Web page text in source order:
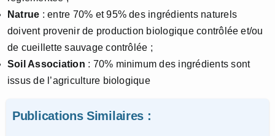
Natrue : entre 70% et 95% des ingrédients naturels
doivent provenir de production biologique contrôlée et/ou
de cueillette sauvage contrôlée ;
Soil Association : 70% minimum des ingrédients sont
issus de l’agriculture biologique
Publications Similaires :